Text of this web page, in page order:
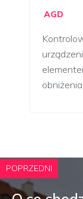
AGD
POPRZEDNI